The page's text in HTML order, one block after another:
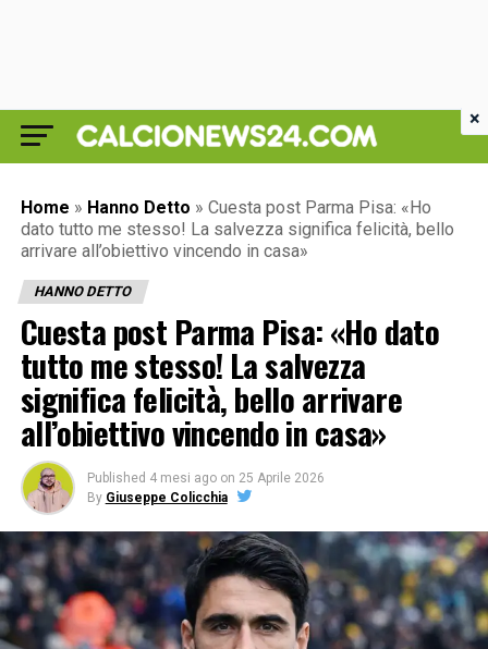
Home » Hanno Detto » Cuesta post Parma Pisa: «Ho
dato tutto me stesso! La salvezza significa felicità, bello
arrivare all’obiettivo vincendo in casa»
HANNO DETTO
Cuesta post Parma Pisa: «Ho dato
tutto me stesso! La salvezza
significa felicità, bello arrivare
all’obiettivo vincendo in casa»
Published 4 mesi ago on 25 Aprile 2026
By Giuseppe Colicchia
×